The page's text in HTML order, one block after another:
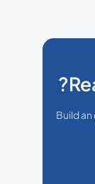
Build